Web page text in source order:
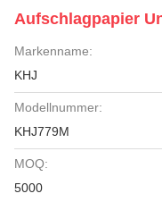
Aufschlagpapier
Markenname:
KHJ
Modellnummer:
KHJ779M
MOQ:
5000